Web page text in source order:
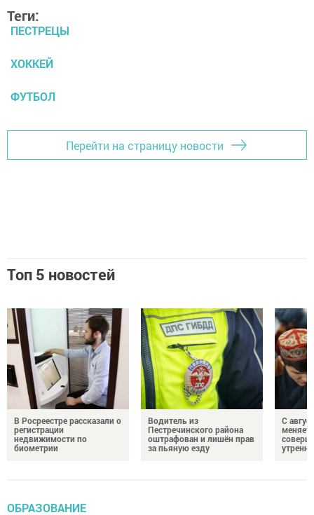
Теги:
ПЕСТРЕЦЫ
ХОККЕЙ
ФУТБОЛ
Перейти на страницу новости
Топ 5 новостей
В Росреестре рассказали о
регистрации
недвижимости по
биометрии
Водитель из
Пестречинского района
оштрафован и лишён прав
за пьяную езду
С
ОБРАЗОВАНИЕ